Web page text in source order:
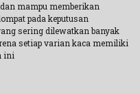
mampu memberikan
pada keputusan
sering dilewatkan banyak
setiap varian kaca memiliki
ini